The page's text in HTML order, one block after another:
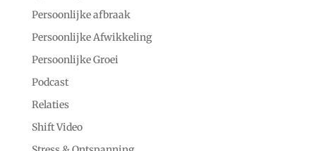
Persoonlijke afbraak
Persoonlijke Afwikkeling
Persoonlijke Groei
Podcast
Relaties
Shift Video